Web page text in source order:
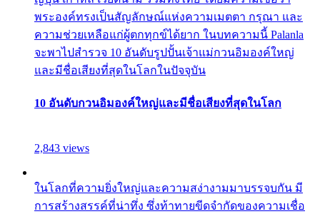
พระองค์ทรงเป็นสัญลักษณ์แห่งความเมตตา กรุณา และ
ความช่วยเหลือแก่ผู้ตกทุกข์ได้ยาก ในบทความนี้ Palanla
จะพาไปสำรวจ 10 อันดับรูปปั้นเจ้าแม่กวนอิมองค์ใหญ่
และมีชื่อเสียงที่สุดในโลกในปัจจุบัน
10 อันดับกวนอิมองค์ใหญ่และมีชื่อเสียงที่สุดในโลก
2,843 views
ในโลกที่ความยิ่งใหญ่และความสง่างามมาบรรจบกัน มี
การสร้างสรรค์ที่น่าทึ่ง ซึ่งท้าทายขีดจำกัดของความเชื่อ